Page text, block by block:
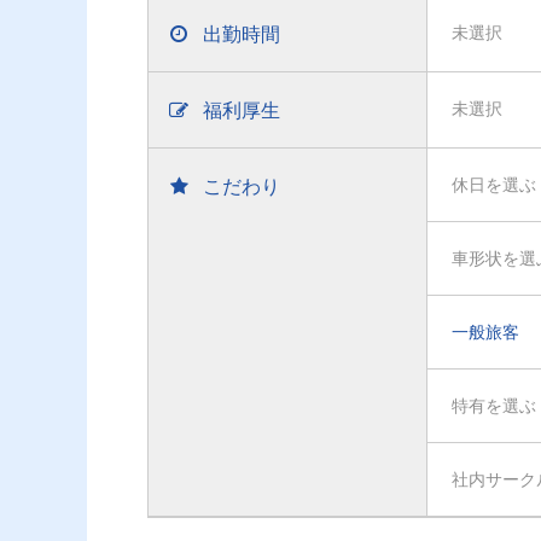
出勤時間 未選択
福利厚生 未選択
こだわり 休日を選ぶ
車形状を選
一般旅客
特有を選ぶ
社内サーク